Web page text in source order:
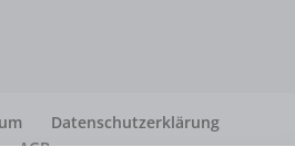
Datenschutzerklärung